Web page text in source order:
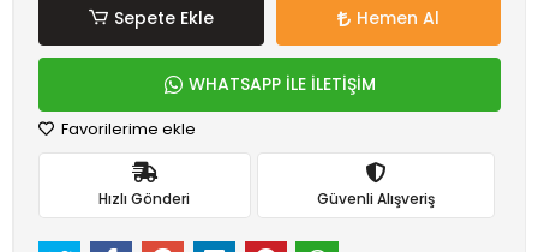
Sepete Ekle Hemen Al
WHATSAPP İLE İLETİŞİM
Favorilerime ekle
Hızlı Gönderi Güvenli Alışveriş